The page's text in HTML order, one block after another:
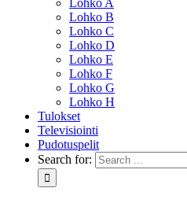
Lohko A
Lohko B
Lohko C
Lohko D
Lohko E
Lohko F
Lohko G
Lohko H
Tulokset
Televisiointi
Pudotuspelit
Search for: